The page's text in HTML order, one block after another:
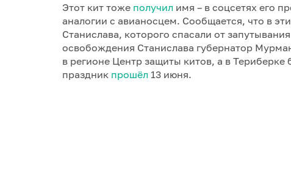
Этот кит тоже получил имя – в соцсетях его
аналогии с авианосцем. Сообщается, что в
Станислава, которого спасали от
освобождения Станислава губернатор
в регионе Центр защиты китов, а в
праздник прошёл 13 июня.